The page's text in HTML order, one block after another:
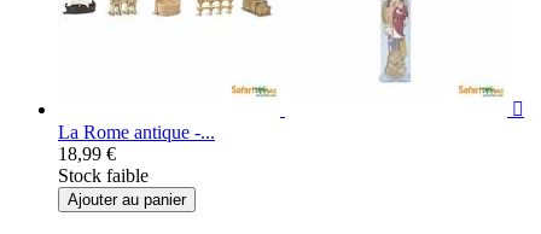

La Rome antique -...
18,99 €
Stock faible
Ajouter au panier